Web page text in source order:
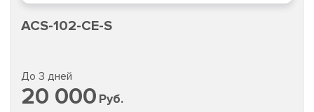
ACS-102-CE-S
До 3 дней
20 000 Руб.